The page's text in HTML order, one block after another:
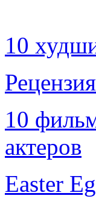
10
10
актеров
Easter